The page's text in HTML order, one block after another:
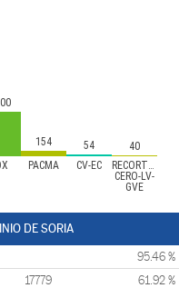
PACMA CV-EC
RECORTES
CERO-LV-
GVE
154 54 40
DE SORIA
95.46 %
17779 61.92 %